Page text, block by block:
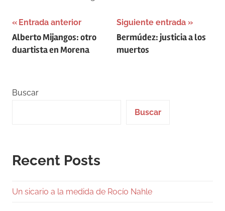
Navegación
de
Entrada anterior
Alberto Mijangos: otro
duartista en Morena
Siguiente entrada
Bermúdez: justicia a los
muertos
Buscar
Buscar
Recent Posts
Un sicario a la medida de Rocío Nahle